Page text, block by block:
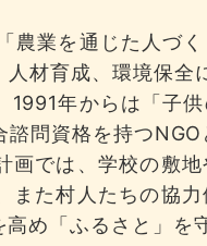
農業を通じた人づ
材育成、環境保
年からは「子
問資格を持つ
画では、学校の敷
また村人たちの協
め「ふるさと」を